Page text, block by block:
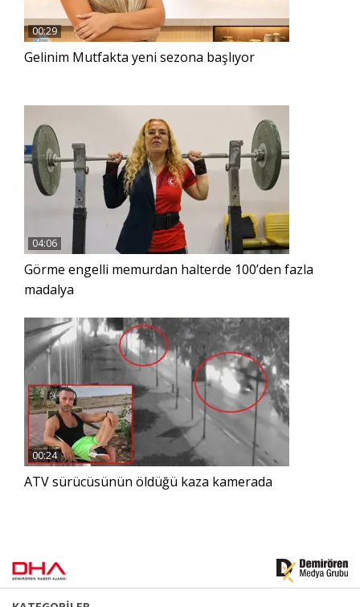
00:29
Gelinim Mutfakta yeni sezona başlıyor
04:06
Görme engelli memurdan halterde 100’den fazla
madalya
00:24
ATV sürücüsünün öldüğü kaza kamerada